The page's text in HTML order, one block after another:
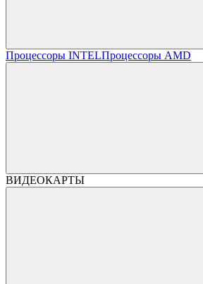
Процессоры INTELПроцессоры AMD
ВИДЕОКАРТЫ